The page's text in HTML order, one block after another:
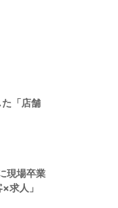
「店舗
現場卒業
求人」